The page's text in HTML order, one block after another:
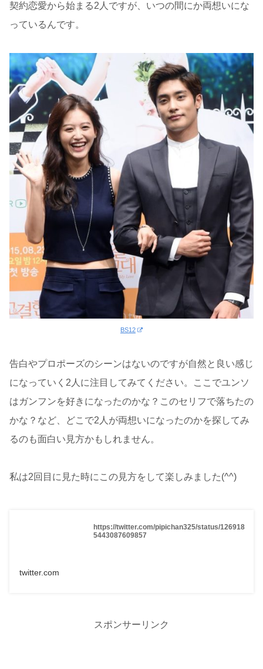
契約恋愛から始まる2人ですが、いつの間にか両想いにな
っているんです。
BS12
告白やプロポーズのシーンはないのですが自然と良い感じ
になっていく2人に注目してみてください。ここでユンソ
はガンフンを好きになったのかな？このセリフで落ちたの
かな？など、どこで2人が両想いになったのかを探してみ
るのも面白い見方かもしれません。
私は2回目に見た時にこの見方をして楽しみました(^^)
https://twitter.com/pipichan325/status/126918
5443087609857
twitter.com
スポンサーリンク